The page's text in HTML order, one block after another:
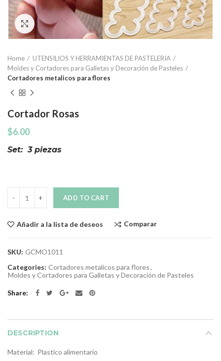
Click to enlarge
Home
UTENSILIOS Y HERRAMIENTAS DE PASTELERIA
Moldes y Cortadores para Galletas y Decoración de Pasteles
Cortadores metalicos para flores
Cortador Rosas
$6.00
Set: 3 piezas
ADD TO CART
Añadir a la lista de deseos Comparar
SKU: GCMO1011
Categories: Cortadores metalicos para flores,
Moldes y Cortadores para Galletas y Decoración de Pasteles
Share
DESCRIPTION
Material: Plastico alimentario